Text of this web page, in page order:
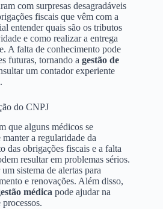
com surpresas desagradáveis
fiscais que vêm com a
entender quais são os tributos
e como realizar a entrega
A falta de conhecimento pode
futuras, tornando a gestão de
um contador experiente
do CNPJ
que alguns médicos se
a regularidade da
das obrigações fiscais e a falta
resultar em problemas sérios.
sistema de alertas para
e renovações. Além disso,
médica pode ajudar na